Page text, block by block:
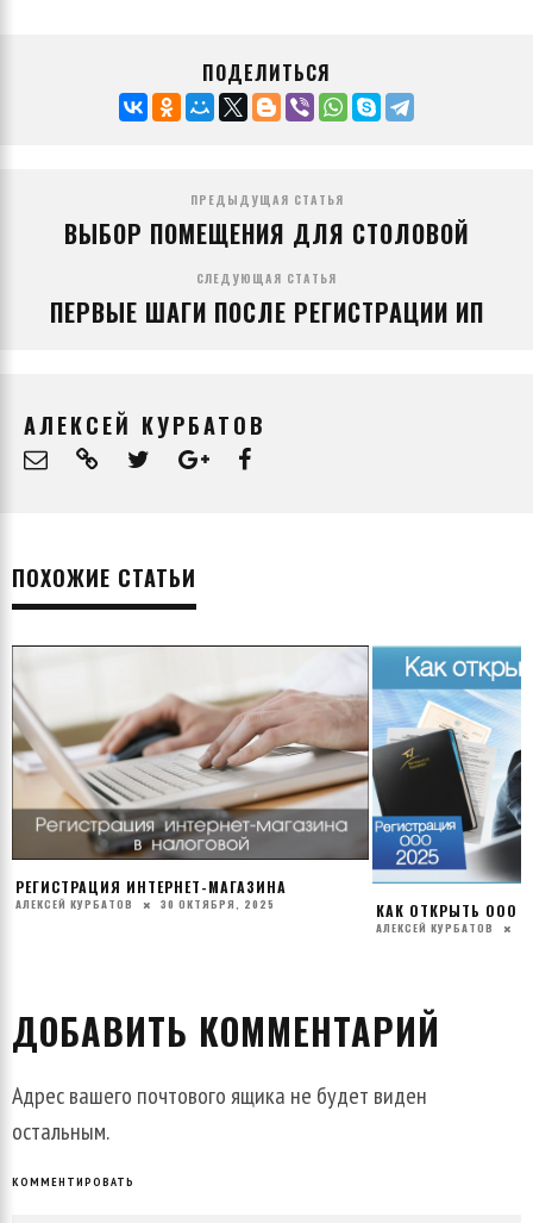
ПОДЕЛИТЬСЯ
ПРЕДЫДУЩАЯ СТАТЬЯ
ВЫБОР ПОМЕЩЕНИЯ ДЛЯ СТОЛОВОЙ
СЛЕДУЮЩАЯ СТАТЬЯ
ПЕРВЫЕ ШАГИ ПОСЛЕ РЕГИСТРАЦИИ ИП
АЛЕКСЕЙ КУРБАТОВ
ПОХОЖИЕ СТАТЬИ
КАК ОТКРЫТЬ ООО В 2025 ГОДУ ПО ШАГАМ
ЧТО ДЕЛАТЬ
ДОБАВИТЬ КОММЕНТАРИЙ
Адрес вашего почтового ящика не будет виден
остальным.
КОММЕНТИРОВАТЬ